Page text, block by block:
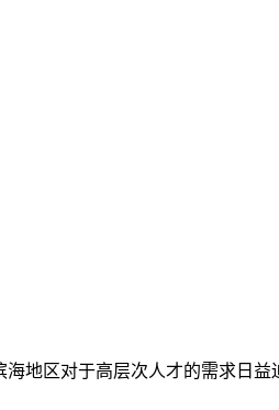
地区对于高层次人才的需求日益